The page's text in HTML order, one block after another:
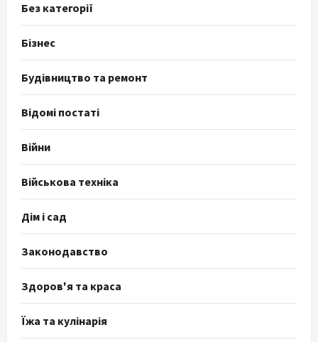
Без категорії
Бізнес
Будівництво та ремонт
Відомі постаті
Війни
Військова техніка
Дім і сад
Законодавство
Здоров'я та краса
Їжа та кулінарія